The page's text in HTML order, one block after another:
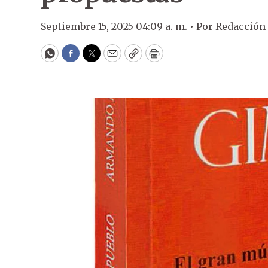
Septiembre 15, 2025 04:09 a. m. • Por Redacción
WhatsApp
Facebook
Twitter
EmailCopyPrint